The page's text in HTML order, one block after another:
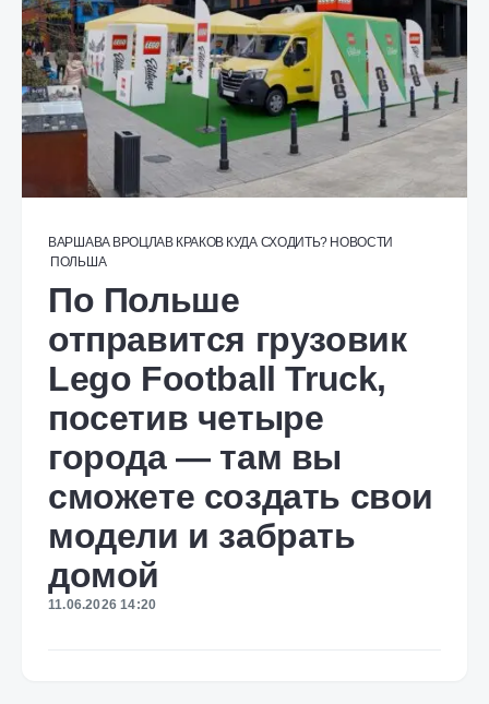
ВАРШАВА ВРОЦЛАВ КРАКОВ КУДА СХОДИТЬ? НОВОСТИ
ПОЛЬША
По Польше
отправится грузовик
Lego Football Truck,
посетив четыре
города — там вы
сможете создать свои
модели и забрать
домой
11.06.2026 14:20